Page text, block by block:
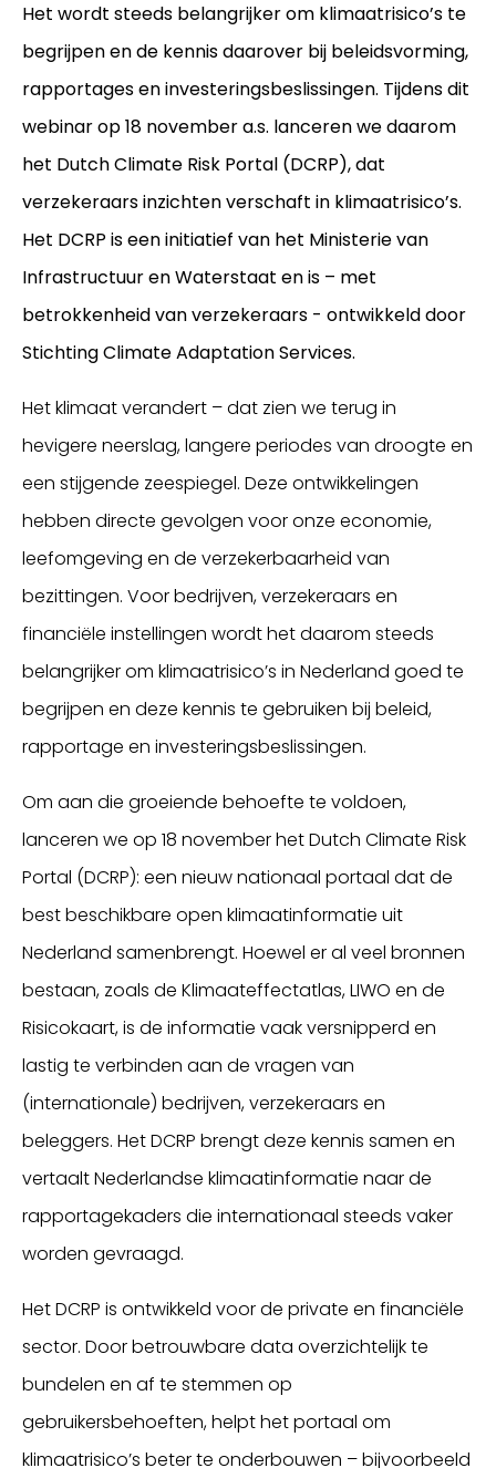
Het wordt steeds belangrijker om klimaatrisico’s te
begrijpen en de kennis daarover bij beleidsvorming,
rapportages en investeringsbeslissingen. Tijdens dit
webinar op 18 november a.s. lanceren we daarom
het Dutch Climate Risk Portal (DCRP), dat
verzekeraars inzichten verschaft in klimaatrisico’s.
Het DCRP is een initiatief van het Ministerie van
Infrastructuur en Waterstaat en is – met
betrokkenheid van verzekeraars - ontwikkeld door
Stichting Climate Adaptation Services.
Het klimaat verandert – dat zien we terug in
hevigere neerslag, langere periodes van droogte en
een stijgende zeespiegel. Deze ontwikkelingen
hebben directe gevolgen voor onze economie,
leefomgeving en de verzekerbaarheid van
bezittingen. Voor bedrijven, verzekeraars en
financiële instellingen wordt het daarom steeds
belangrijker om klimaatrisico’s in Nederland goed te
begrijpen en deze kennis te gebruiken bij beleid,
rapportage en investeringsbeslissingen.
Om aan die groeiende behoefte te voldoen,
lanceren we op 18 november het Dutch Climate Risk
Portal (DCRP): een nieuw nationaal portaal dat de
best beschikbare open klimaatinformatie uit
Nederland samenbrengt. Hoewel er al veel bronnen
bestaan, zoals de Klimaateffectatlas, LIWO en de
Risicokaart, is de informatie vaak versnipperd en
lastig te verbinden aan de vragen van
(internationale) bedrijven, verzekeraars en
beleggers. Het DCRP brengt deze kennis samen en
vertaalt Nederlandse klimaatinformatie naar de
rapportagekaders die internationaal steeds vaker
worden gevraagd.
Het DCRP is ontwikkeld voor de private en financiële
sector. Door betrouwbare data overzichtelijk te
bundelen en af te stemmen op
gebruikersbehoeften, helpt het portaal om
klimaatrisico’s beter te onderbouwen – bijvoorbeeld